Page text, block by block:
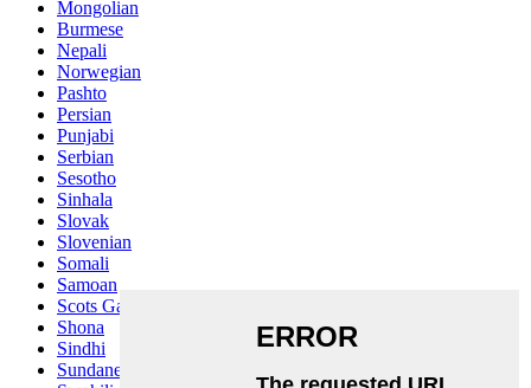
Mongolian
Burmese
Nepali
Norwegian
Pashto
Persian
Punjabi
Serbian
Sesotho
Sinhala
Slovak
Slovenian
Somali
Samoan
Scots Gaelic
Shona
Sindhi
Sundanese